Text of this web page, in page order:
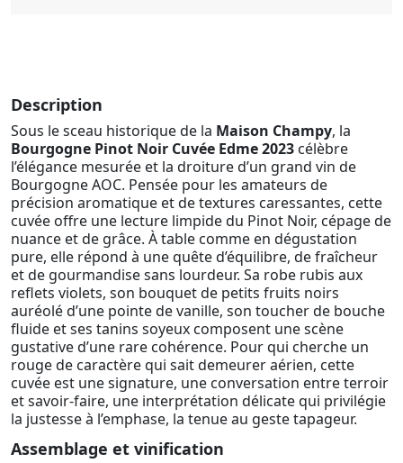
Description
Sous le sceau historique de la Maison Champy, la
Bourgogne Pinot Noir Cuvée Edme 2023 célèbre
l’élégance mesurée et la droiture d’un grand vin de
Bourgogne AOC. Pensée pour les amateurs de
précision aromatique et de textures caressantes, cette
cuvée offre une lecture limpide du Pinot Noir, cépage de
nuance et de grâce. À table comme en dégustation
pure, elle répond à une quête d’équilibre, de fraîcheur
et de gourmandise sans lourdeur. Sa robe rubis aux
reflets violets, son bouquet de petits fruits noirs
auréolé d’une pointe de vanille, son toucher de bouche
fluide et ses tanins soyeux composent une scène
gustative d’une rare cohérence. Pour qui cherche un
rouge de caractère qui sait demeurer aérien, cette
cuvée est une signature, une conversation entre terroir
et savoir-faire, une interprétation délicate qui privilégie
la justesse à l’emphase, la tenue au geste tapageur.
Assemblage et vinification